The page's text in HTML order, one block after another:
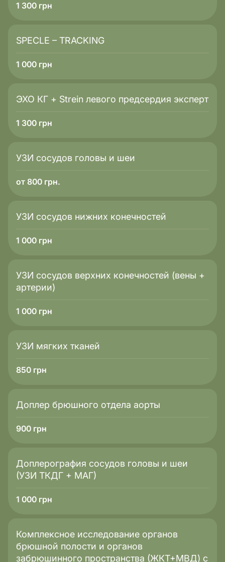
1 300 грн
SPECLE – TRACKING
1 000 грн
ЭХО КГ + Strein левого предсердия эксперт
1 300 грн
УЗИ сосудов головы и шеи
от 800 грн.
УЗИ сосудов нижних конечностей
1 000 грн
УЗИ сосудов верхних конечностей (вены +
артерии)
1 000 грн
УЗИ мягких тканей
850 грн
Доплер брюшного отдела аорты
900 грн
Доплерография сосудов головы и шеи
(УЗИ ТКДГ + МАГ)
1 000 грн
Комплексное исследование органов
брюшной полости и органов
забрюшинного пространства (ЖКТ+МВД) с